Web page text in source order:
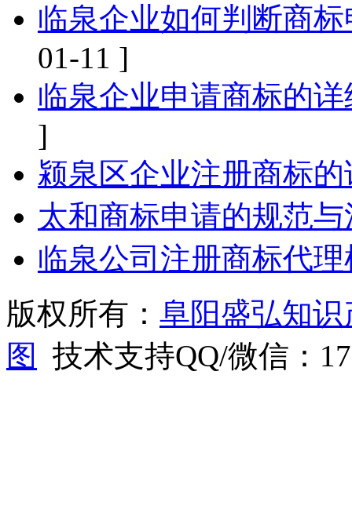
临泉企业如何判断商
01-11 ]
临泉企业申请商标的
]
颍泉区企业注册商标
太和商标申请的规范
临泉公司注册商标代
版权所有： 阜阳盛弘知
图
技术支持QQ/微信：